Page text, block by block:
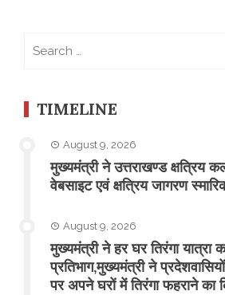
TIMELINE
August 9, 2026
मुख्यमंत्री ने उत्तराखण्ड क्षत्रिय
वेबसाइट एवं क्षत्रिय जागरण
August 9, 2026
मुख्यमंत्री ने हर घर तिरंगा यात्रा
प्रतिभाग,मुख्यमंत्री ने
पर अपने घरों में तिरंगा फहराने का